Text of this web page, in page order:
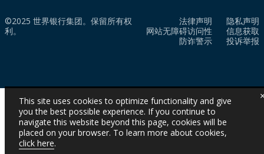
©2025 世界银行集团。保留所有权
利。
法律声明
隐私声明
网站无障碍访问性
信息获取
防诈警示
投诉举报
This site uses cookies to optimize functionality and give
you the best possible experience. If you continue to
navigate this website beyond this page, cookies will be
placed on your browser. To learn more about cookies,
click here.